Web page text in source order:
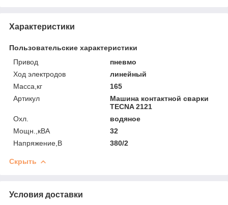
Характеристики
Пользовательские характеристики
Привод
пневмо
Ход электродов
линейный
Масса,кг
165
Артикул
Машина контактной сварки
TECNA 2121
Охл.
водяное
Мощн.,кВА
32
Напряжение,В
380/2
Скрыть
Условия доставки